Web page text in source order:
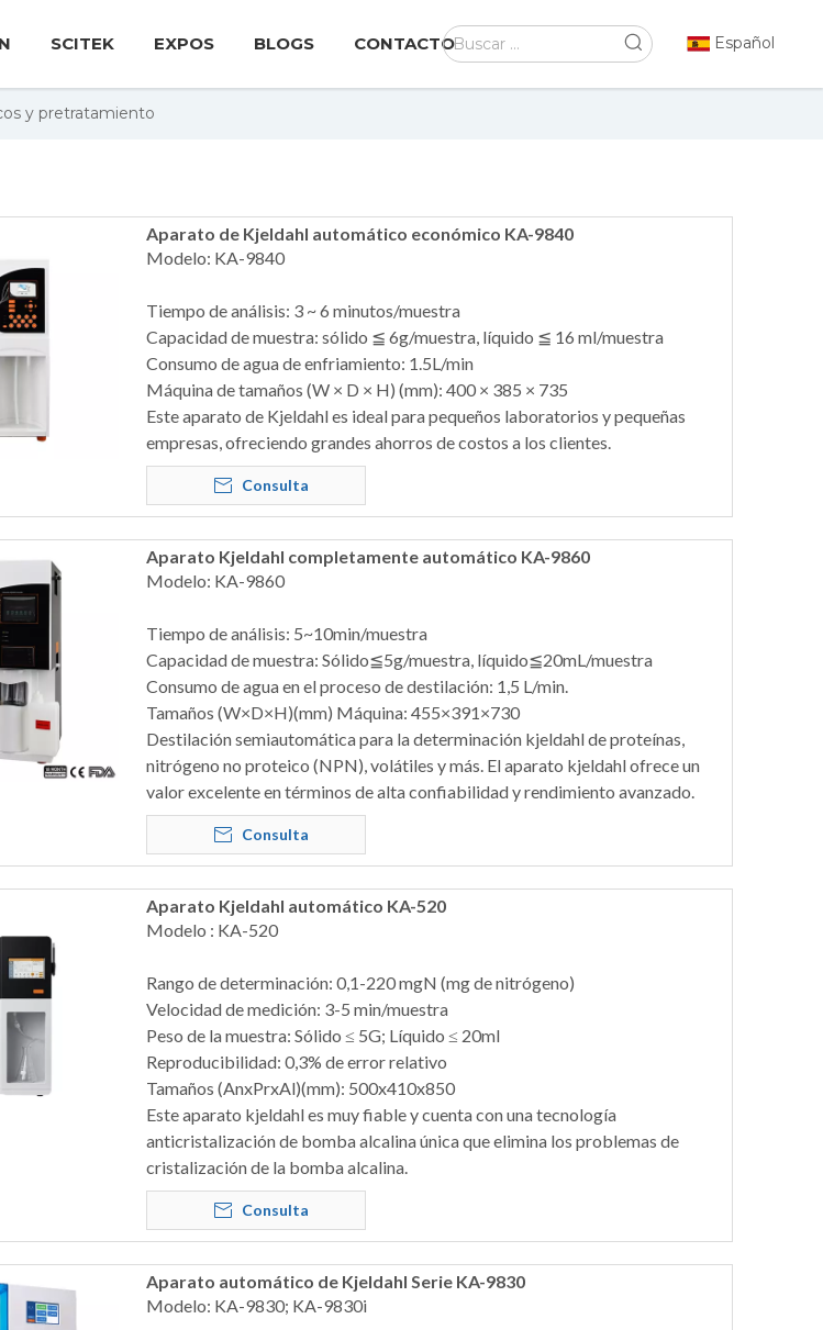
SCITEK EXPOS BLOGS CONTACTO Español
y pretratamiento
Aparato de Kjeldahl automático económico KA-9840
Modelo: KA-9840
Tiempo de análisis: 3 ~ 6 minutos/muestra
Capacidad de muestra: sólido ≦ 6g/muestra, líquido ≦ 16 ml/muestra
Consumo de agua de enfriamiento: 1.5L/min
Máquina de tamaños (W × D × H) (mm): 400 × 385 × 735
Este aparato de Kjeldahl es ideal para pequeños laboratorios y pequeñas
empresas, ofreciendo grandes ahorros de costos a los clientes.
Consulta
Aparato Kjeldahl completamente automático KA-9860
Modelo: KA-9860
Tiempo de análisis: 5~10min/muestra
Capacidad de muestra: Sólido≦5g/muestra, líquido≦20mL/muestra
Consumo de agua en el proceso de destilación: 1,5 L/min.
Tamaños (W×D×H)(mm) Máquina: 455×391×730
Destilación semiautomática para la determinación kjeldahl de proteínas,
nitrógeno no proteico (NPN), volátiles y más. El aparato kjeldahl ofrece un
valor excelente en términos de alta confiabilidad y rendimiento avanzado.
Consulta
Aparato Kjeldahl automático KA-520
Modelo : KA-520
Rango de determinación: 0,1-220 mgN (mg de nitrógeno)
Velocidad de medición: 3-5 min/muestra
Peso de la muestra: Sólido ≤ 5G; Líquido ≤ 20ml
Reproducibilidad: 0,3% de error relativo
Tamaños (AnxPrxAl)(mm): 500x410x850
Este aparato kjeldahl es muy fiable y cuenta con una tecnología
anticristalización de bomba alcalina única que elimina los problemas de
cristalización de la bomba alcalina.
Consulta
Aparato automático de Kjeldahl Serie KA-9830
Modelo: KA-9830; KA-9830i